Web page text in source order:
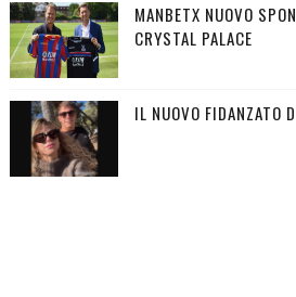
MANBETX NUOVO
CRYSTAL PALACE
IL NUOVO FIDANZATO